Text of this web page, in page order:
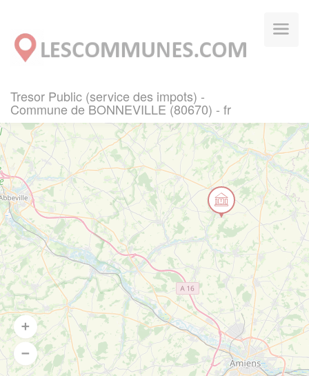
Tresor Public (service des impots) -
Commune de BONNEVILLE (80670) - fr